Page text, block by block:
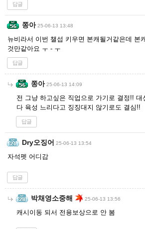
답글
쫑아 25-06-13 13:48
뉴비라서 이번 챌섭 키우면 본캐될거같은데 본
것만같아요 ㅜ - ㅜ
답글
쫑아 25-06-13 14:09
전 그냥 하고싶은 직업으로 가기로 결정!! 대
다 육성 느리다고 징징대지 않기로도 결심!!
답글
Dry오징어 25-06-13 13:54
자석펫 어디감
답글
박채영소중해 25-06-13 13:56
캐시이동 되서 전용보상으로 안 봄